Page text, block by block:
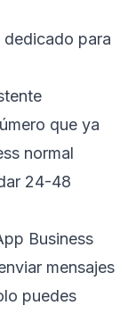
dedicado para
que ya
normal
24-48
Business
mensajes
puedes